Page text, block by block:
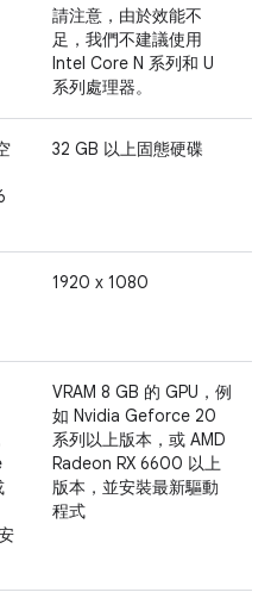
請注意，由於效能不
足，我們不建議使用
Intel Core N 系列和 U
系列處理器。
32 GB 以上固態硬碟
1920 x 1080
VRAM 8 GB 的 GPU，例
如 Nvidia Geforce 20
系列以上版本，或 AMD
Radeon RX 6600 以上
版本，並安裝最新驅動
程式